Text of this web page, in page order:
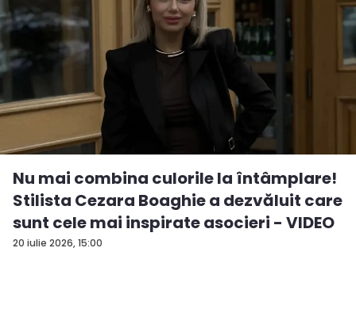
20 iulie 2026, 15:00
Nu mai combina culorile la întâmplare!
Stilista Cezara Boaghie a dezvăluit care
sunt cele mai inspirate asocieri - VIDEO